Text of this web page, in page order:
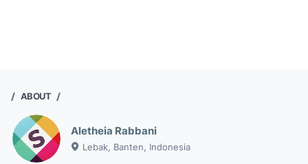
ABOUT
Aletheia Rabbani
Lebak, Banten, Indonesia